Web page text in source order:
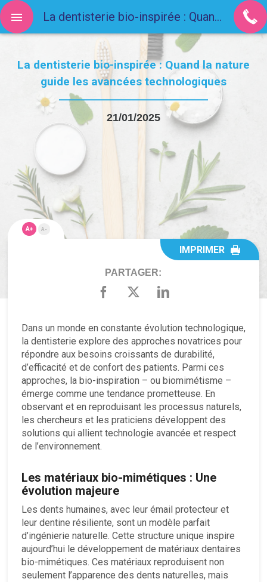
La dentisterie bio-inspirée : Quand la nature
guide les avancées technologiques
21/01/2025
A+ A-
IMPRIMER
PARTAGER:
Dans un monde en constante évolution technologique,
la dentisterie explore des approches novatrices pour
répondre aux besoins croissants de durabilité,
d’efficacité et de confort des patients. Parmi ces
approches, la bio-inspiration – ou biomimétisme –
émerge comme une tendance prometteuse. En
observant et en reproduisant les processus naturels,
les chercheurs et les praticiens développent des
solutions qui allient technologie avancée et respect
de l’environnement.
Les matériaux bio-mimétiques : Une
évolution majeure
Les dents humaines, avec leur émail protecteur et
leur dentine résiliente, sont un modèle parfait
d’ingénierie naturelle. Cette structure unique inspire
aujourd’hui le développement de matériaux dentaires
bio-mimétiques. Ces matériaux reproduisent non
seulement l’apparence des dents naturelles, mais
La dentisterie bio-inspirée : Quand la nature guide les avancées technologiques